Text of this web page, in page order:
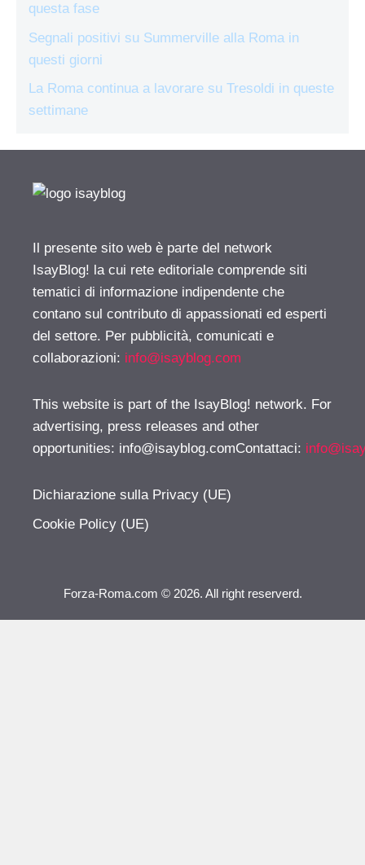
questa fase
Segnali positivi su Summerville alla Roma in
questi giorni
La Roma continua a lavorare su Tresoldi in queste
settimane
Il presente sito web è parte del network
IsayBlog! la cui rete editoriale comprende siti
tematici di informazione indipendente che
contano sul contributo di appassionati ed esperti
del settore. Per pubblicità, comunicati e
collaborazioni: info@isayblog.com
This website is part of the IsayBlog! network. For
advertising, press releases and other
opportunities: info@isayblog.comContattaci:
Dichiarazione sulla Privacy (UE)
Cookie Policy (UE)
Forza-Roma.com © 2026. All right reserverd.